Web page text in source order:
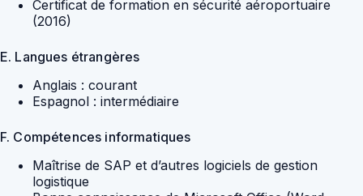
Certificat de formation en sécurité aéroportuaire
(2016)
E. Langues étrangères
Anglais : courant
Espagnol : intermédiaire
F. Compétences informatiques
Maîtrise de SAP et d’autres logiciels de gestion
logistique